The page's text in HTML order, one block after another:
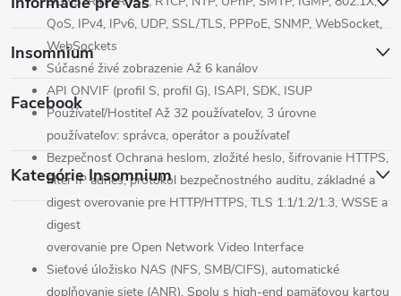
QoS, IPv4, IPv6, UDP, SSL/TLS, PPPoE, SNMP, WebSocket,
WebSockets
Súčasné živé zobrazenie Až 6 kanálov
API ONVIF (profil S, profil G), ISAPI, SDK, ISUP
Používateľ/HostiteľAž 32 používateľov, 3 úrovne
používateľov: správca, operátor a používateľ
Bezpečnosť Ochrana heslom, zložité heslo, šifrovanie HTTPS,
filter IP adries, protokol bezpečnostného auditu, základné a
digest overovanie pre HTTP/HTTPS, TLS 1.1/1.2/1.3, WSSE a
digest
overovanie pre Open Network Video Interface
Sieťové úložisko NAS (NFS, SMB/CIFS), automatické
doplňovanie siete (ANR), Spolu s high-end pamäťovou kartou
Insomnium
Facebook
Kategórie Insomnium